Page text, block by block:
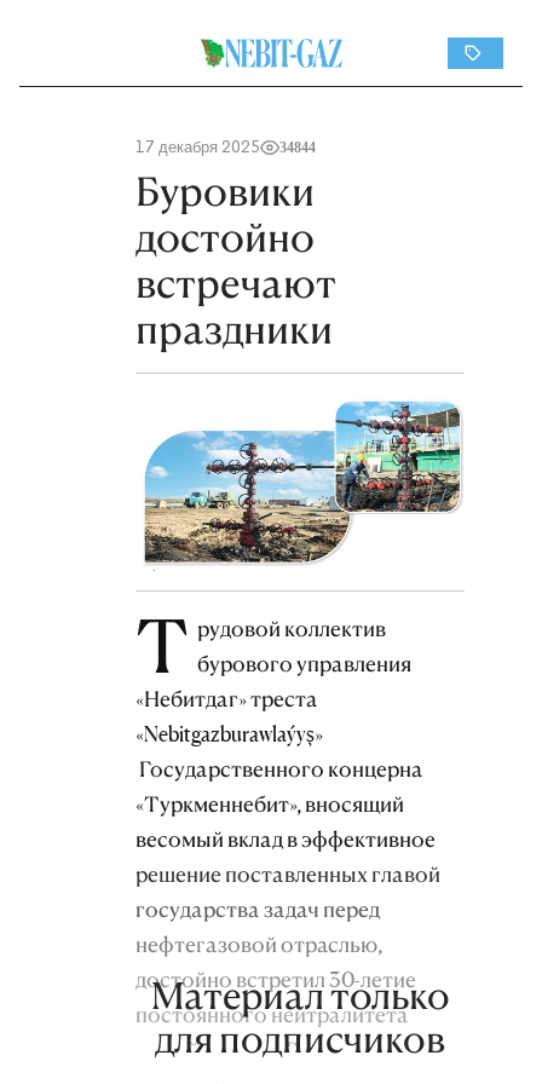
17 декабря 2025 34844
Буровики
достойно
встречают
праздники
Т рудовой коллектив
бурового управления
«Небитдаг» треста
«Nebitgazburawlaýyş»
Государственного концерна
«Туркменнебит», вносящий
весомый вклад в эффективное
решение поставленных главой
государства задач перед
нефтегазовой отраслью,
достойно встретил 30-летие
постоянного нейтралитета
нашей страны. В течение
Материал только
для подписчиков